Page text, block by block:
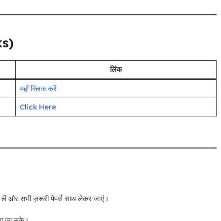
लिंक
यहाँ क्लिक करें
Click Here
और सभी ज़रूरी पेपर्स साथ लेकर जाएं।